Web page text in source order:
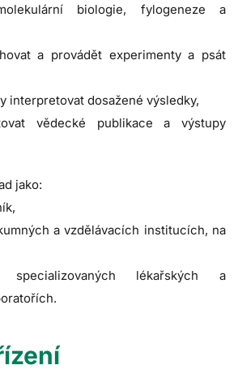
biologie, fylogeneze a
a provádět experimenty a psát
interpretovat dosažené výsledky,
vědecké publikace a výstupy
jako:
a vzdělávacích institucích, na
lékařských a